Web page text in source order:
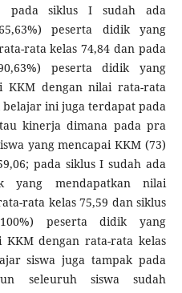
pada siklus I sudah ada
peserta didik yang
rata kelas 74,84 dan pada
peserta didik yang
KKM dengan nilai rata-rata
belajar ini juga terdapat pada
kinerja dimana pada pra
yang mencapai KKM (73)
pada siklus I sudah ada
yang mendapatkan nilai
rata kelas 75,59 dan siklus
peserta didik yang
dengan rata-rata kelas
siswa juga tampak pada
seleuruh siswa sudah